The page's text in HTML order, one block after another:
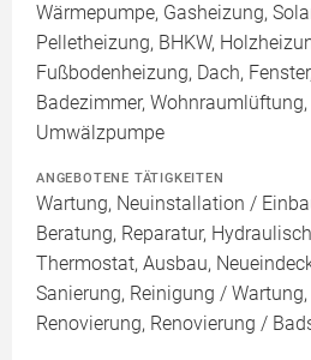
Wärmepumpe, Gasheizung,
Pelletheizung, BHKW,
Fußbodenheizung, Dach,
Badezimmer,
Umwälzpumpe
ANGEBOTENE TÄTIGKEITEN
Wartung, Neuinstallation /
Beratung, Reparatur,
Thermostat, Ausbau,
Sanierung, Reinigung /
Renovierung, Renovierung /